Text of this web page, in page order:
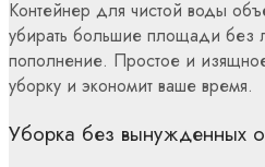
Контейнер для чистой воды
убирать большие площади без
пополнение. Простое и
уборку и экономит ваше время.
Уборка без вынужденных